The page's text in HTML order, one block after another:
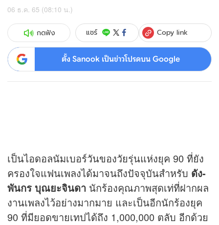
06 ธ.ค. 65 (08:10 น.)
กดฟัง แชร์ Copy link
ตั้ง Sanook เป็นข่าวโปรดบน Google
เป็นไอดอลนัมเบอร์วันของวัยรุ่นแห่งยุค 90 ที่ยัง
ครองใจแฟนเพลงได้มาจนถึงปัจจุบันสำหรับ ดัง-
พันกร บุณยะจินดา นักร้องคุณภาพสุดเท่ที่ฝากผล
งานเพลงไว้อย่างมากมาย และเป็นอีกนักร้องยุค
90 ที่มียอดขายเทปได้ถึง 1,000,000 ตลับ อีกด้วย